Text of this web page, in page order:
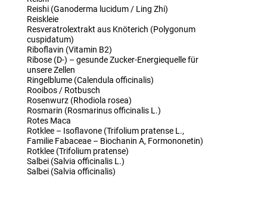
Reishi (Ganoderma lucidum / Ling Zhi)
Reiskleie
Resveratrolextrakt aus Knöterich (Polygonum
cuspidatum)
Riboflavin (Vitamin B2)
Ribose (D-) – gesunde Zucker-Energiequelle für
unsere Zellen
Ringelblume (Calendula officinalis)
Rooibos / Rotbusch
Rosenwurz (Rhodiola rosea)
Rosmarin (Rosmarinus officinalis L.)
Rotes Maca
Rotklee – Isoflavone (Trifolium pratense L.,
Familie Fabaceae – Biochanin A, Formononetin)
Rotklee (Trifolium pratense)
Salbei (Salvia officinalis L.)
Salbei (Salvia officinalis)